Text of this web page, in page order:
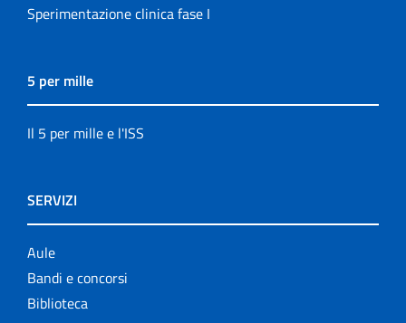
Sperimentazione clinica fase I
5 per mille
Il 5 per mille e l'ISS
SERVIZI
Aule
Bandi e concorsi
Biblioteca